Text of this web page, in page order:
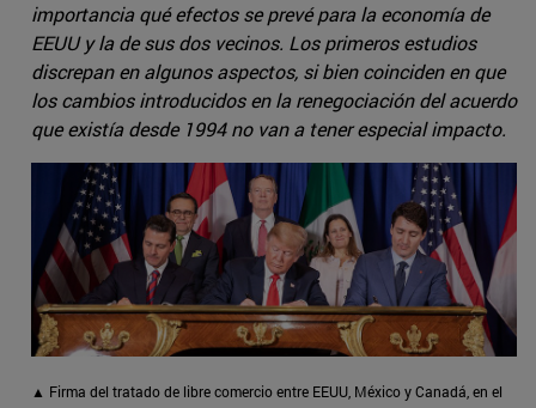
importancia qué efectos se prevé para la economía de
EEUU y la de sus dos vecinos. Los primeros estudios
discrepan en algunos aspectos, si bien coinciden en que
los cambios introducidos en la renegociación del acuerdo
que existía desde 1994 no van a tener especial impacto.
▲ Firma del tratado de libre comercio entre EEUU, México y Canadá, en el